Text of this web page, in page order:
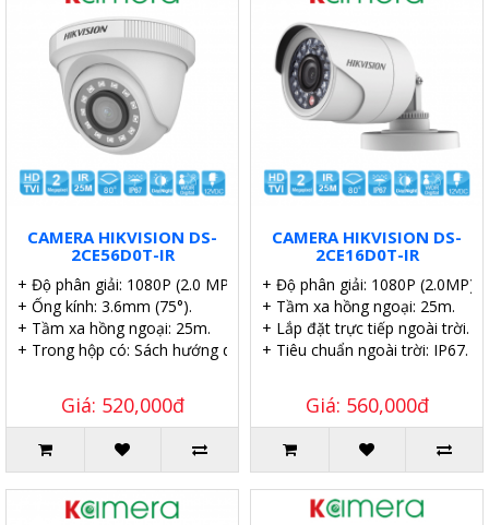
CAMERA HIKVISION DS-
2CE56D0T-IR
+ Độ phân giải: 1080P (2.0 MP).
+ Ống kính: 3.6mm (75°).
+ Tầm xa hồng ngoại: 25m.
+ Trong hộp có: Sách hướng dẫn, Ốc vít tắc kê.
Giá: 520,000đ
CAMERA HIKVISION DS-
2CE16D0T-IR
+ Độ phân giải: 1080P (2.0MP).
+ Tầm xa hồng ngoại: 25m.
+ Lắp đặt trực tiếp ngoài trời.
+ Tiêu chuẩn ngoài trời: IP67.
Giá: 560,000đ